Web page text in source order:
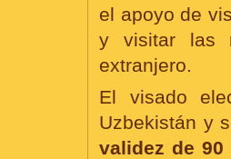
el apoyo de
y visitar las
extranjero.
El visado
Uzbekistán y
validez de